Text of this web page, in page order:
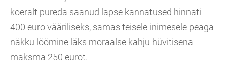
koeralt pureda saanud lapse kannatused hinnati
400 euro vääriliseks, samas teisele inimesele peaga
näkku löömine läks moraalse kahju hüvitisena
maksma 250 eurot.